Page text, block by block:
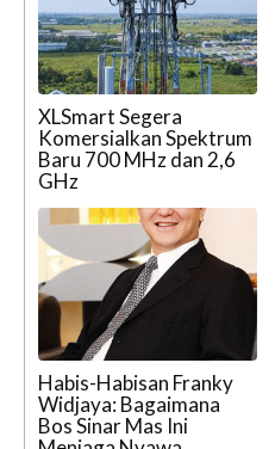
XLSmart Segera
Komersialkan Spektrum
Baru 700 MHz dan 2,6
GHz
Habis-Habisan Franky
Widjaya: Bagaimana
Bos Sinar Mas Ini